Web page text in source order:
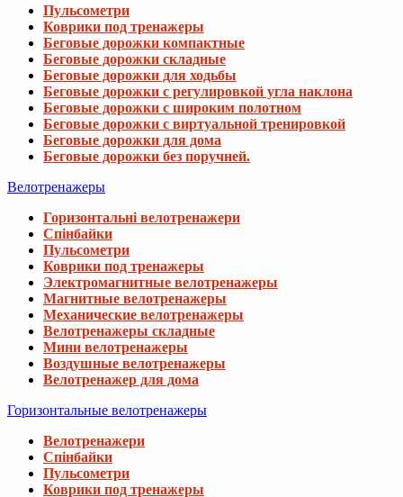
Пульсометри
Коврики под тренажеры
Беговые дорожки компактные
Беговые дорожки складные
Беговые дорожки для ходьбы
Беговые дорожки с регулировкой угла наклона
Беговые дорожки с широким полотном
Беговые дорожки с виртуальной тренировкой
Беговые дорожки для дома
Беговые дорожки без поручней.
Велотренажеры
Горизонтальні велотренажери
Спінбайки
Пульсометри
Коврики под тренажеры
Электромагнитные велотренажеры
Магнитные велотренажеры
Механические велотренажеры
Велотренажеры складные
Мини велотренажеры
Воздушные велотренажеры
Велотренажер для дома
Горизонтальные велотренажеры
Велотренажери
Спінбайки
Пульсометри
Коврики под тренажеры